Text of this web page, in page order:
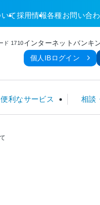
て採用情報各種お問い合
ド 1710インターネットバンキ
個人IBログイン
ーン
便利なサービス 相談
覧